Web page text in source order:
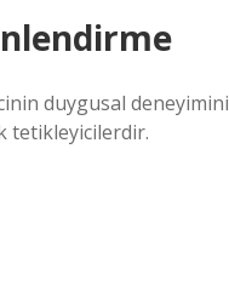
duygusal deneyimini
tetikleyicilerdir.